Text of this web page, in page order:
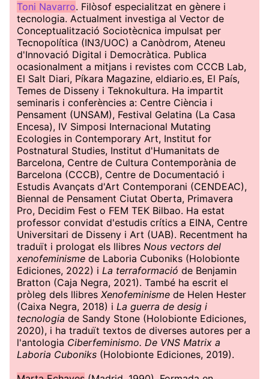
Toni Navarro. Filòsof especialitzat en gènere i
tecnologia. Actualment investiga al Vector de
Conceptualització Sociotècnica impulsat per
Tecnopolítica (IN3/UOC) a Canòdrom, Ateneu
d'Innovació Digital i Democràtica. Publica
ocasionalment a mitjans i revistes com CCCB Lab,
El Salt Diari, Píkara Magazine, eldiario.es, El País,
Temes de Disseny i Teknokultura. Ha impartit
seminaris i conferències a: Centre Ciència i
Pensament (UNSAM), Festival Gelatina (La Casa
Encesa), IV Simposi Internacional Mutating
Ecologies in Contemporary Art, Institut for
Postnatural Studies, Institut d'Humanitats de
Barcelona, ​​Centre de Cultura Contemporània de
Barcelona (CCCB), Centre de Documentació i
Estudis Avançats d'Art Contemporani (CENDEAC),
Biennal de Pensament Ciutat Oberta, Primavera
Pro, Decidim Fest o FEM TEK Bilbao. Ha estat
professor convidat d'estudis crítics a EINA, Centre
Universitari de Disseny i Art (UAB). Recentment ha
traduït i prologat els llibres Nous vectors del
xenofeminisme de Laboria Cuboniks (Holobionte
Ediciones, 2022) i La terraformació de Benjamin
Bratton (Caja Negra, 2021). També ha escrit el
pròleg dels llibres Xenofeminisme de Helen Hester
(Caixa Negra, 2018) i La guerra de desig i
tecnologia de Sandy Stone (Holobionte Ediciones,
2020), i ha traduït textos de diverses autores per a
l'antologia Ciberfeminismo. De VNS Matrix a
Laboria Cuboniks (Holobionte Ediciones, 2019).